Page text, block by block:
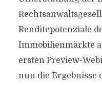
Renditepotenziale
Immobilienmärkte
ersten Preview-
nun die Ergebnisse